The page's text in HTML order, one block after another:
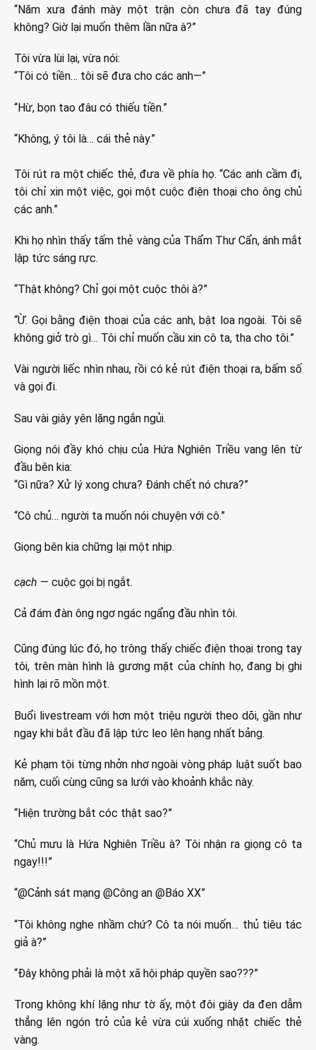
“Năm xưa đánh mày một trận còn chưa đã tay đúng
không? Giờ lại muốn thêm lần nữa à?”
Tôi vừa lùi lại, vừa nói:
“Tôi có tiền… tôi sẽ đưa cho các anh—”
“Hừ, bọn tao đâu có thiếu tiền.”
“Không, ý tôi là… cái thẻ này.”
Tôi rút ra một chiếc thẻ, đưa về phía họ. “Các anh cầm đi,
tôi chỉ xin một việc, gọi một cuộc điện thoại cho ông chủ
các anh.”
Khi họ nhìn thấy tấm thẻ vàng của Thẩm Thư Cẩn, ánh mắt
lập tức sáng rực.
“Thật không? Chỉ gọi một cuộc thôi à?”
“Ừ. Gọi bằng điện thoại của các anh, bật loa ngoài. Tôi sẽ
không giở trò gì… Tôi chỉ muốn cầu xin cô ta, tha cho tôi.”
Vài người liếc nhìn nhau, rồi có kẻ rút điện thoại ra, bấm số
và gọi đi.
Sau vài giây yên lặng ngắn ngủi.
Giọng nói đầy khó chịu của Hứa Nghiên Triều vang lên từ
đầu bên kia:
“Gì nữa? Xử lý xong chưa? Đánh chết nó chưa?”
“Cô chủ… người ta muốn nói chuyện với cô.”
Giọng bên kia chững lại một nhịp.
cạch — cuộc gọi bị ngắt.
Cả đám đàn ông ngơ ngác ngẩng đầu nhìn tôi.
Cũng đúng lúc đó, họ trông thấy chiếc điện thoại trong tay
tôi, trên màn hình là gương mặt của chính họ, đang bị ghi
hình lại rõ mồn một.
Buổi livestream với hơn một triệu người theo dõi, gần như
ngay khi bắt đầu đã lập tức leo lên hạng nhất bảng.
Kẻ phạm tội từng nhởn nhơ ngoài vòng pháp luật suốt bao
năm, cuối cùng cũng sa lưới vào khoảnh khắc này.
“Hiện trường bắt cóc thật sao?”
“Chủ mưu là Hứa Nghiên Triều à? Tôi nhận ra giọng cô ta
ngay!!!”
“@Cảnh sát mạng @Công an @Báo XX”
“Tôi không nghe nhầm chứ? Cô ta nói muốn… thủ tiêu tác
giả à?”
“Đây không phải là một xã hội pháp quyền sao???”
Trong không khí lặng như tờ ấy, một đôi giày da đen dẫm
thẳng lên ngón trỏ của kẻ vừa cúi xuống nhặt chiếc thẻ
vàng.